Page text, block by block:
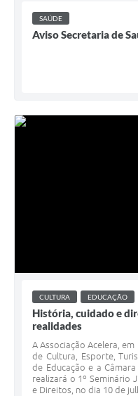
SAÚDE
Aviso Secretaria de
CULTURA EDUCAÇÃO
História, cuidado e
realidades
A Associação Acelera,
de Cultura, Esporte,
de Educação e a
realizará o 1º Seminário
e Direitos, no dia 10 de